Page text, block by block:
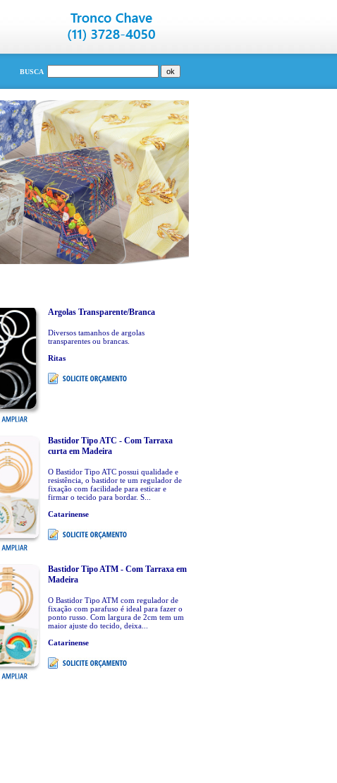
BUSCA
Argolas Transparente/Branca
Diversos tamanhos de argolas
transparentes ou brancas.
Ritas
Bastidor Tipo ATC - Com Tarraxa
curta em Madeira
O Bastidor Tipo ATC possui qualidade e
resistência, o bastidor te um regulador de
fixação com facilidade para esticar e
firmar o tecido para bordar. S...
Catarinense
Bastidor Tipo ATM - Com Tarraxa em
Madeira
O Bastidor Tipo ATM com regulador de
fixação com parafuso é ideal para fazer o
ponto russo. Com largura de 2cm tem um
maior ajuste do tecido, deixa...
Catarinense